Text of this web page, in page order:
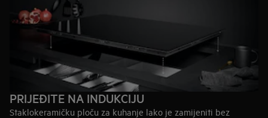
PRIJEĐITE NA INDUKCIJU
Staklokeramičku ploču za kuhanje lako je zamijeniti bez